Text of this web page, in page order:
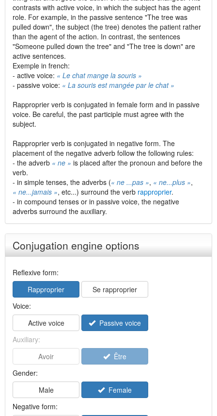
contrasts with active voice, in which the subject has the agent
role. For example, in the passive sentence "The tree was
pulled down", the subject (the tree) denotes the patient rather
than the agent of the action. In contrast, the sentences
"Someone pulled down the tree" and "The tree is down" are
active sentences.
Exemple in french:
- active voice: « Le chat mange la souris »
- passive voice: « La souris est mangée par le chat »
Rapproprier verb is conjugated in female form and in passive
voice. Be careful, the past participle must agree with the
subject.
Rapproprier verb is conjugated in negative form. The
placement of the negative adverb follow the following rules:
- the adverb « ne » is placed after the pronoun and before the
verb.
- in simple tenses, the adverbs (« ne ...pas », « ne...plus »,
« ne...jamais », etc...) surround the verb rapproprier.
- in compound tenses or in passive voice, the negative
adverbs surround the auxiliary.
Conjugation engine options
Reflexive form:
Rapproprier
Se rapproprier
Voice:
Active voice
Passive voice
Auxiliary:
Avoir
Être
Gender:
Male
Female
Negative form: